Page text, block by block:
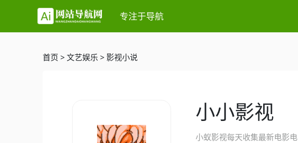
专注于导航
首页 >文艺娱乐 > 影视小说
小小影视
小蚁影视每天收集最新电影